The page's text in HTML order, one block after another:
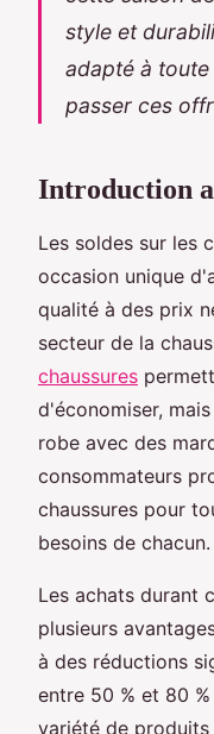
style et
adapté à toute
passer ces
Introduction
Les soldes sur les
occasion unique
qualité à des prix
secteur de la
chaussures
d'économiser,
robe avec des
consommateurs
chaussures pour
besoins de chacun.
Les achats durant
plusieurs
à des réductions
entre 50 % et 80
variété de